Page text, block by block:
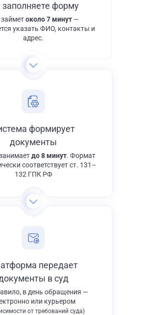
форму
займетоколо 7 минут —
указать ФИО, контакты и
адрес.
формирует
документы
до 8 минут. Формат
соответствует ст. 131–
132 ГПК РФ
передает
в суд
в день обращения —
или курьером
от требований суда)